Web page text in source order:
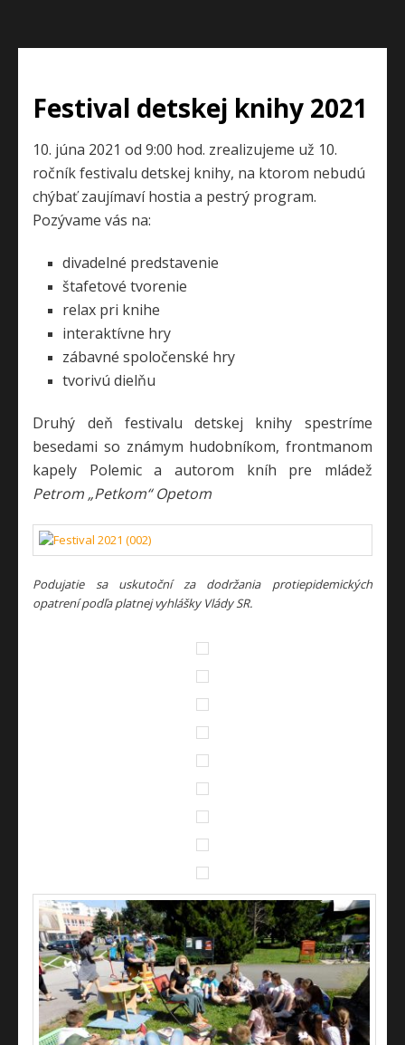
Festival detskej knihy 2021
10. júna 2021 od 9:00 hod. zrealizujeme už 10.
ročník festivalu detskej knihy, na ktorom nebudú
chýbať zaujímaví hostia a pestrý program.
Pozývame vás na:
divadelné predstavenie
štafetové tvorenie
relax pri knihe
interaktívne hry
zábavné spoločenské hry
tvorivú dielňu
Druhý deň festivalu detskej knihy spestríme
besedami so známym hudobníkom, frontmanom
kapely Polemic a autorom kníh pre mládež
Petrom „Petkom“ Opetom
Podujatie sa uskutoční za dodržania protiepidemických
opatrení podľa platnej vyhlášky Vlády SR.